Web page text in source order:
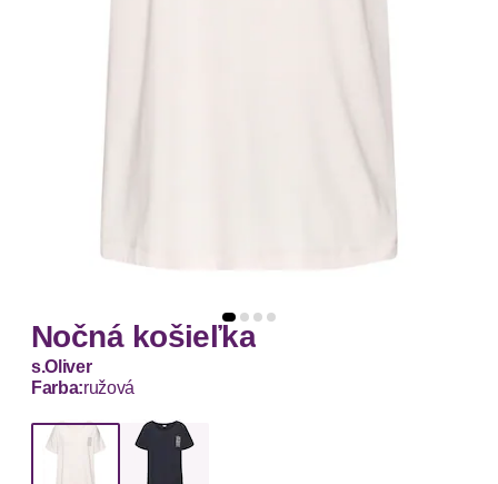
Nočná košieľka
s.Oliver
Farba:ružová